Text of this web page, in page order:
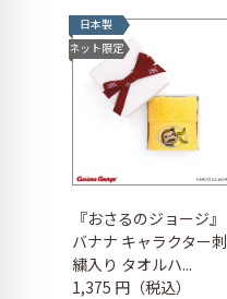
日本製
ネット限定
『おさるのジョージ』
バナナ キャラクター刺
繍入り タオルハ...
1,375 円（税込）